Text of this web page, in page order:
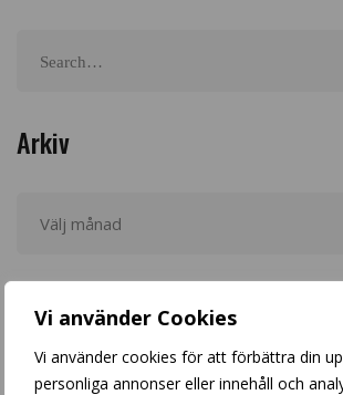
Vi använder Cookies
Vi använder cookies för att förbättra din
personliga annonser eller innehåll och
Arkiv
Populära inlägg
Blonde balayage